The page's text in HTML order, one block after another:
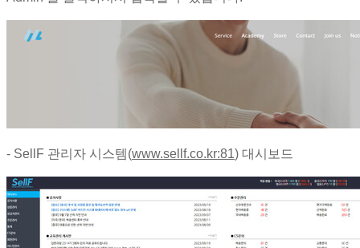
- SellF 관리자 시스템(www.sellf.co.kr:81) 대시보드